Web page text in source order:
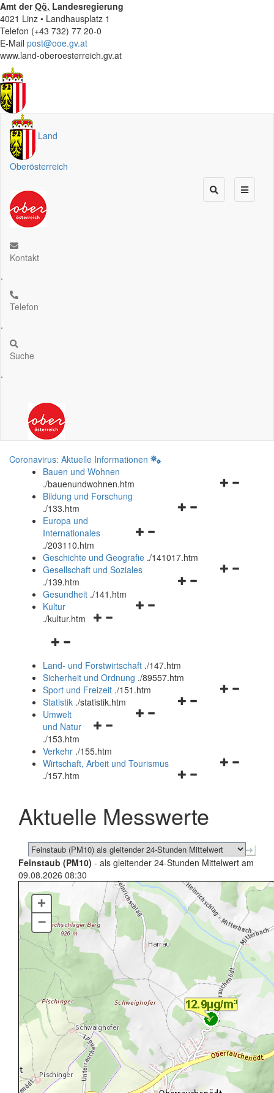
Amt derOö. Landesregierung
4021 Linz • Landhausplatz 1
Telefon (+43 732) 77 20-0
E-Mail post@ooe.gv.at
www.land-oberoesterreich.gv.at
Land
Oberösterreich
Kontakt
.
Telefon
.
Suche
.
Coronavirus: Aktuelle Informationen
Bauen und Wohnen
./bauenundwohnen.htm
Navigationsmenü
Bildung und Forschung
./133.htm
Navigationsmenü
und
schließen
Europa und
Internationales
./203110.htm
Geschichte und Geografie ./141017.htm
Navigationsmenü
Gesellschaft und Soziales
./139.htm
Navigationsmenü
Gesundheit ./141.htm
Navigationsmenü
Kultur
./kultur.htm
Navigationsmenü
und
schließen
Land- und Forstwirtschaft ./147.htm
Sicherheit und Ordnung ./89557.htm
Navigationsmenü
Sport und Freizeit ./151.htm
Navigationsmenü
Statistik ./statistik.htm
Navigationsmenü
und
schließen
Umwelt
und Natur
./153.htm
Verkehr ./155.htm
Navigationsmenü
schließen
Wirtschaft, Arbeit und Tourismus
./157.htm
Aktuelle Messwerte
Feinstaub (PM10) - als gleitender 24-Stunden Mittelwert am
09.08.2026 08:30
+
–